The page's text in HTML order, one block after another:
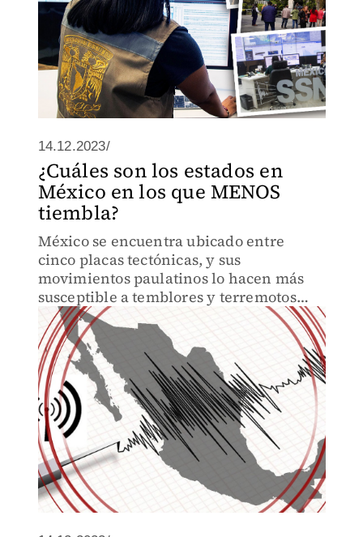
14.12.2023/
¿Cuáles son los estados en
México en los que MENOS
tiembla?
México se encuentra ubicado entre
cinco placas tectónicas, y sus
movimientos paulatinos lo hacen más
susceptible a temblores y terremotos
que otros países.